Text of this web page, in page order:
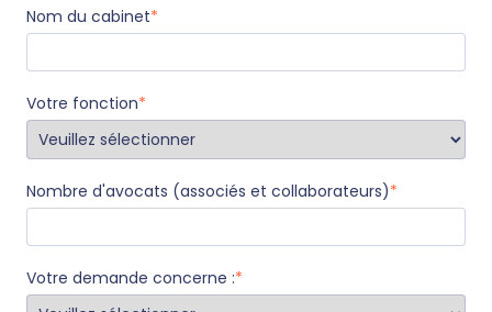
Nom du cabinet*
Votre fonction*
Nombre d'avocats (associés et collaborateurs)*
Votre demande concerne :*